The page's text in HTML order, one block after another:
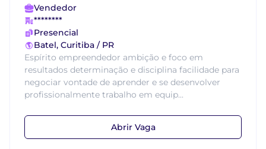
Vendedor
********
Presencial
Batel, Curitiba / PR
Espírito empreendedor ambição e foco em
resultados determinação e disciplina facilidade para
negociar vontade de aprender e se desenvolver
profissionalmente trabalho em equip...
Abrir Vaga